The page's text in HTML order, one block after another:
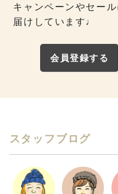
キャンペーンやセー
届けしています♩
会員登録する
スタッフブログ